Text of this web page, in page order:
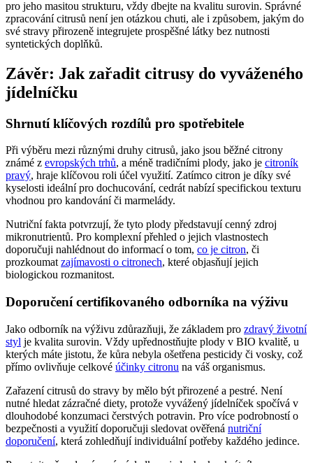
pro jeho masitou strukturu, vždy dbejte na kvalitu surovin. Správné
zpracování citrusů není jen otázkou chuti, ale i způsobem, jakým do
své stravy přirozeně integrujete prospěšné látky bez nutnosti
syntetických doplňků.
Závěr: Jak zařadit citrusy do vyváženého
jídelníčku
Shrnutí klíčových rozdílů pro spotřebitele
Při výběru mezi různými druhy citrusů, jako jsou běžné citrony
známé z evropských trhů, a méně tradičními plody, jako je citroník
pravý, hraje klíčovou roli účel využití. Zatímco citron je díky své
kyselosti ideální pro dochucování, cedrát nabízí specifickou texturu
vhodnou pro kandování či marmelády.
Nutriční fakta potvrzují, že tyto plody představují cenný zdroj
mikronutrientů. Pro komplexní přehled o jejich vlastnostech
doporučuji nahlédnout do informací o tom, co je citron, či
prozkoumatzajímavosti o citronech, které objasňují jejich
biologickou rozmanitost.
Doporučení certifikovaného odborníka na výživu
Jako odborník na výživu zdůrazňuji, že základem pro zdravý životní
styl je kvalita surovin. Vždy upřednostňujte plody v BIO kvalitě, u
kterých máte jistotu, že kůra nebyla ošetřena pesticidy či vosky, což
přímo ovlivňuje celkové účinky citronu na váš organismus.
Zařazení citrusů do stravy by mělo být přirozené a pestré. Není
nutné hledat zázračné diety, protože vyvážený jídelníček spočívá v
dlouhodobé konzumaci čerstvých potravin. Pro více podrobností o
bezpečnosti a využití doporučuji sledovat ověřená nutriční
doporučení, která zohledňují individuální potřeby každého jedince.